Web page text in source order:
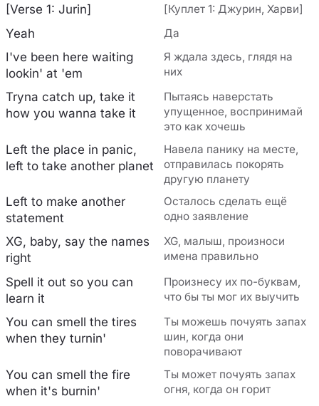
[Verse 1: Jurin] [Куплет 1: Джурин, Харви]
Yeah Да
I've been here waiting
lookin' at 'em
Я ждала здесь, глядя на
них
Tryna catch up, take it
how you wanna take it
Пытаясь наверстать
упущенное, воспринимай
это как хочешь
Left the place in panic,
left to take another planet
Навела панику на месте,
отправилась покорять
другую планету
Left to make another
statement
Осталось сделать ещё
одно заявление
XG, baby, say the names
right
XG, малыш, произноси
имена правильно
Spell it out so you can
learn it
Произнесу их по-буквам,
что бы ты мог их выучить
You can smell the tires
when they turnin'
Ты можешь почуять запах
шин, когда они
поворачивают
You can smell the fire
when it's burnin'
Ты может почуять запах
огня, когда он горит